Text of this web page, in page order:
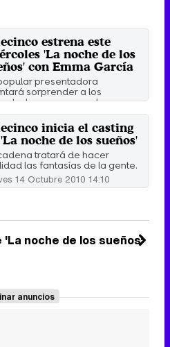
estrena este
'La noche de los
con Emma García
presentadora
sorprender a los
en una gala en
...
21 Diciembre 2010 13:40
inicia el casting
noche de los sueños'
tratará de hacer
las fantasías de la gente.
14 Octubre 2010 14:10
noche de los sueños'
anuncios